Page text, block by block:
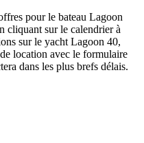
pour le bateau Lagoon
cliquant sur le calendrier à
sur le yacht Lagoon 40,
location avec le formulaire
dans les plus brefs délais.